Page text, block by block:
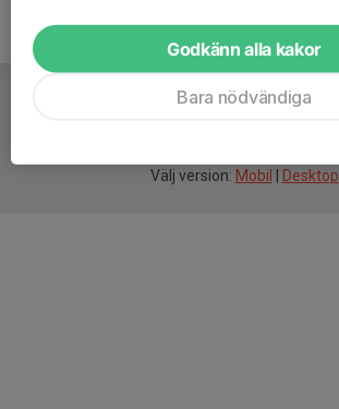
Välj version: Mobil Desktop
Godkänn alla kakor
Bara nödvändiga